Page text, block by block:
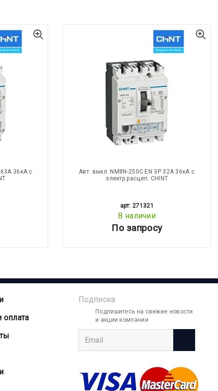
36кА с
Авт. выкл. NM8N-250C EN 3Р 32А 36кА с
электр.расцеп. CHINT
арт: 271321
В наличии
По запросу
Подписка
Подпишитесь на свежие новости
и акции компании
оплата